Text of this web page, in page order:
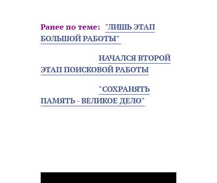
Ранее по теме: "ЛИШЬ ЭТАП
БОЛЬШОЙ РАБОТЫ"
НАЧАЛСЯ ВТОРОЙ
ЭТАП ПОИСКОВОЙ РАБОТЫ
"СОХРАНЯТЬ
ПАМЯТЬ - ВЕЛИКОЕ ДЕЛО"